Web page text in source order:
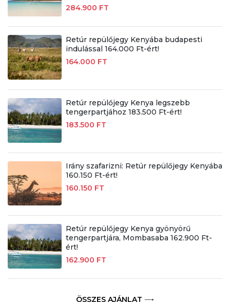
284.900 FT
Retúr repülőjegy Kenyába budapesti
indulással 164.000 Ft-ért!
164.000 FT
Retúr repülőjegy Kenya legszebb
tengerpartjához 183.500 Ft-ért!
183.500 FT
Irány szafarizni: Retúr repülőjegy Kenyába
160.150 Ft-ért!
160.150 FT
Retúr repülőjegy Kenya gyönyörű
tengerpartjára, Mombasaba 162.900 Ft-
ért!
162.900 FT
ÖSSZES AJÁNLAT